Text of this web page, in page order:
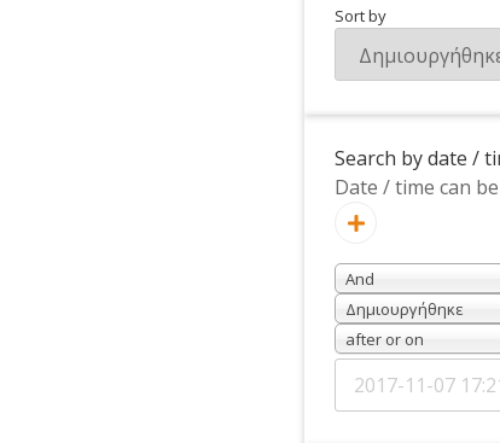
Sort by
Search by date /
Date / time can
And
Δημιουργήθηκε
after or on